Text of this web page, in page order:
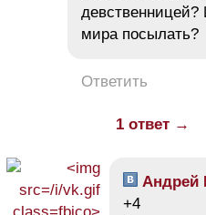
мира посылать?
Ответить
1 ответ →
Андрей
+4